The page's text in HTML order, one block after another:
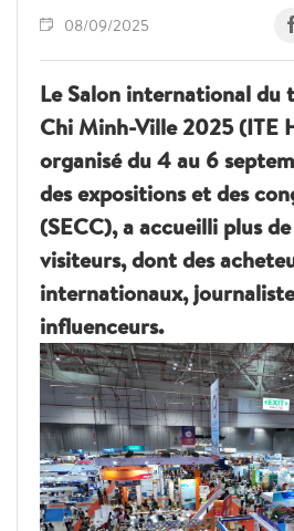
08/09/2025
Le Salon international du
Chi Minh-Ville 2025 (ITE
organisé du 4 au 6
des expositions et des
(SECC), a accueilli plus
visiteurs, dont des
internationaux,
influenceurs.